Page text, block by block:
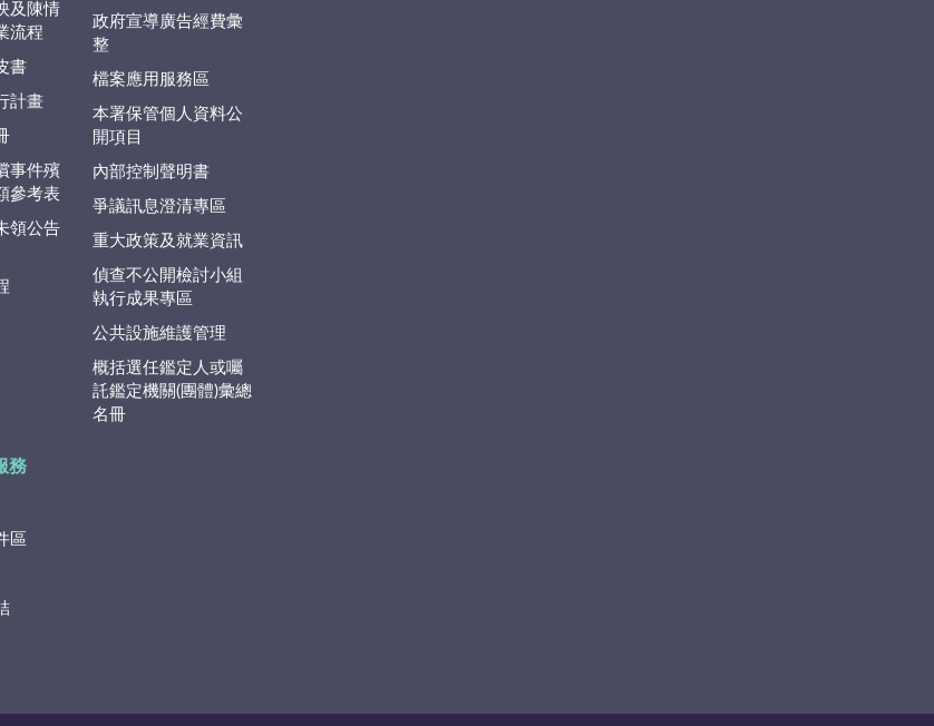
及陳情
流程
書
計畫
事件殯
參考表
領公告
政府宣導廣告經費彙
整
檔案應用服務區
本署保管個人資料公
開項目
內部控制聲明書
爭議訊息澄清專區
重大政策及就業資訊
偵查不公開檢討小組
執行成果專區
公共設施維護管理
概括選任鑑定人或囑
託鑑定機關(團體)彙總
名冊
務
區